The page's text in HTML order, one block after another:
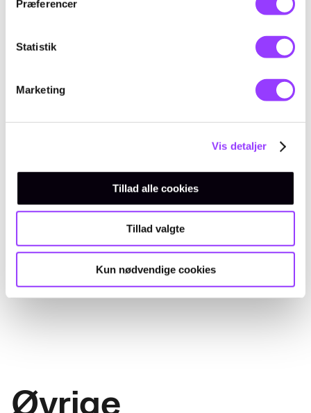
Præferencer
Statistik
Marketing
Vis detaljer
Tillad alle cookies
Tillad valgte
Kun nødvendige cookies
TILGÆNGELIGHED
TID & VARIGHED
20 dage
LÆS MERE
Øvrige